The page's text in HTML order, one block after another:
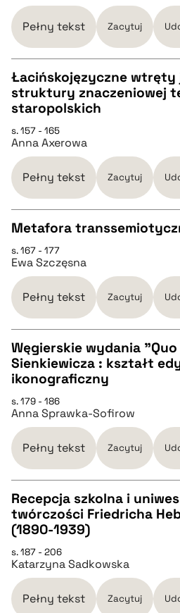
pobierz cytat
BIBTEX
pobierz cytat
Pełny tekst Zacytuj
CZYSTY TEKST
pobierz cytat
BIBTEX
pobierz cytat
Łacińskojęzyczne wtręty
struktury znaczeniowej
staropolskich
s. 157 - 165
Anna Axerowa
Pełny tekst Zacytuj
CZYSTY TEKST
pobierz cytat
BIBTEX
pobierz cytat
Metafora
s. 167 - 177
Ewa Szczęsna
Pełny tekst Zacytuj
CZYSTY TEKST
pobierz cytat
BIBTEX
pobierz cytat
Węgierskie wydania
Sienkiewicza : kształt
ikonograficzny
s. 179 - 186
Anna Sprawka-Sofirow
Pełny tekst Zacytuj
CZYSTY TEKST
pobierz cytat
BIBTEX
Recepcja szkolna i
twórczości Friedricha
(1890-1939)
s. 187 - 206
Katarzyna Sadkowska
Pełny tekst Zacytuj